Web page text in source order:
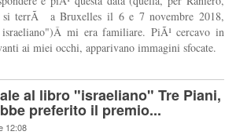
si terrÃ a Bruxelles il 6 e 7 novembre 2018,
israeliano")Â mi era familiare. PiÃ¹ cercavo in
ai miei occhi, apparivano immagini sfocate.
al libro "israeliano" Tre Piani,
preferito il premio...
12:08